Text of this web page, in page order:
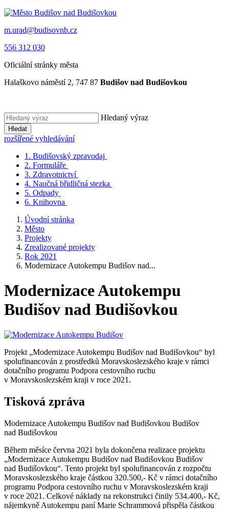
m.urad@budisovnb.cz
556 312 030
Oficiální stránky města
Halaškovo náměstí 2, 747 87 Budišov nad Budišovkou
Hledaný výraz
Hledat
rozšířené vyhledávání
1. Budišovský zpravodaj
2. Formuláře
3. Zdravotnictví
4. Naučná břidličná stezka
5. Odpady
6. Knihovna
Úvodní stránka
Město
Projekty
Zrealizované projekty
Rok 2021
Modernizace Autokempu Budišov nad...
Modernizace Autokempu
Budišov nad Budišovkou
Projekt „Modernizace Autokempu Budišov nad Budišovkou“ byl
spolufinancován z prostředků Moravskoslezského kraje v rámci
dotačního programu Podpora cestovního ruchu
v Moravskoslezském kraji v roce 2021.
Tisková zpráva
Modernizace Autokempu Budišov nad Budišovkou Budišov
nad Budišovkou
Během měsíce června 2021 byla dokončena realizace projektu
„Modernizace Autokempu Budišov nad Budišovkou Budišov
nad Budišovkou“. Tento projekt byl spolufinancován z rozpočtu
Moravskoslezského kraje částkou 320.500,- Kč v rámci dotačního
programu Podpora cestovního ruchu v Moravskoslezském kraji
v roce 2021. Celkové náklady na rekonstrukci činily 534.400,- Kč,
nájemkyně Autokempu paní Marie Schrammová přispěla částkou